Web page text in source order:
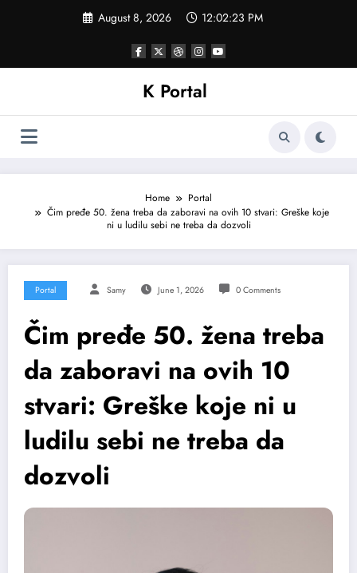
August 8, 2026 12:02:25 PM
K Portal
Home
Portal
Čim pređe 50. žena treba da zaboravi na ovih 10 stvari: Greške koje
ni u ludilu sebi ne treba da dozvoli
Portal Samy June 1, 2026 0 Comments
Čim pređe 50. žena treba
da zaboravi na ovih 10
stvari: Greške koje ni u
ludilu sebi ne treba da
dozvoli